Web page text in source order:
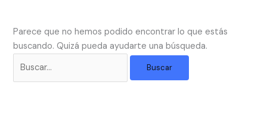
Parece que no hemos podido encontrar lo que estás
buscando. Quizá pueda ayudarte una búsqueda.